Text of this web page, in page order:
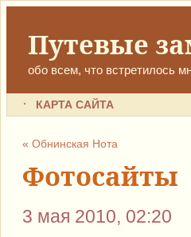
Путевые
обо всем, что встретилось
КАРТА САЙТА
«Обнинская Нота
Фотосайты
3 мая 2010, 02:20